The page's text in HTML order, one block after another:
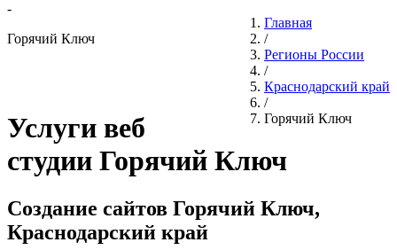
Главная
/
Регионы России
/
Краснодарский край
/
Горячий Ключ
-
Горячий Ключ
Услуги веб
студии Горячий Ключ
Создание сайтов Горячий Ключ,
Краснодарский край